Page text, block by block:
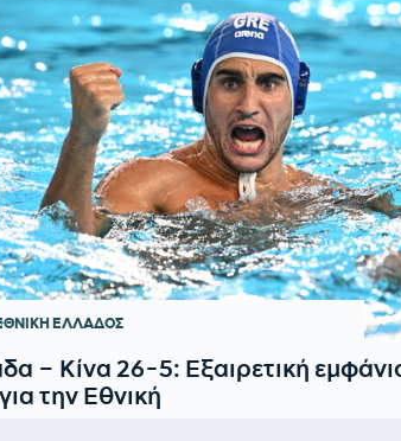
ΕΛΛΑΔΟΣ
– Κίνα 26-5: Εξαιρετική
την Εθνική